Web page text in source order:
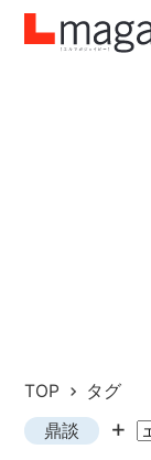
TOP
タグ
鼎談